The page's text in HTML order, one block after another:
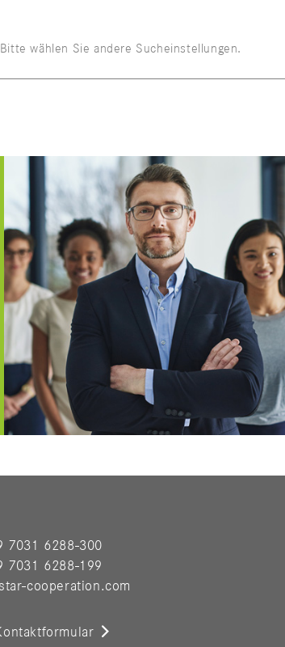
wählen Sie andere Sucheinstellungen.
7031 6288-300
7031 6288-199
cooperation.com